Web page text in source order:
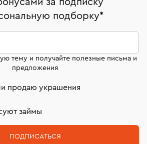
и часов смотрите на
украшений»
украшения при самовывозе из
платежей (по QR-коду)
Банка (до 50 000 руб., на 3–6 мес.)
изделия получены
МГУ и других геммологических
за подписку
подборку*
тему и получайте полезные письма и
предложения
продаю украшения
займы
ПОДПИСАТЬСЯ